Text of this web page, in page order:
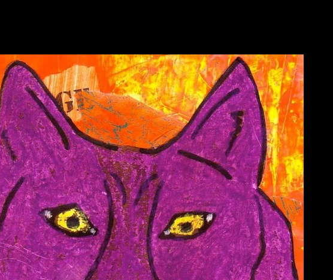
chien visiteur
▼ POUR DÉBUTER ▼ COMPRENDRE LE CHIEN ▼ VISUELS▼ ANNUAIRE
ENFANTS
:LE CHAT BLEU Atelier d'Arts plastiques pour enfants,
Nesme.
Tél: 04 74 00 53 53gisele.nesme@free.fr